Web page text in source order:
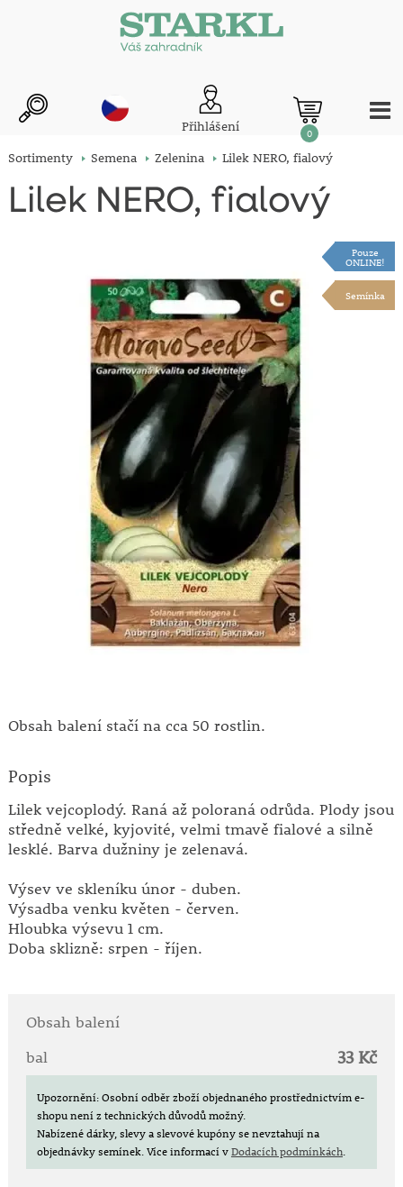
Přihlášení 0
Sortimenty Semena Zelenina Lilek NERO, fialový
Lilek NERO, fialový
Pouze
ONLINE!
Semínka
Obsah balení stačí na cca 50 rostlin.
Popis
Lilek vejcoplodý. Raná až poloraná odrůda. Plody jsou
středně velké, kyjovité, velmi tmavě fialové a silně
lesklé. Barva dužniny je zelenavá.
Výsev ve skleníku únor - duben.
Výsadba venku květen - červen.
Hloubka výsevu 1 cm.
Doba sklizně: srpen - říjen.
Obsah balení
bal
33 Kč
Upozornění: Osobní odběr zboží objednaného prostřednictvím e-
shopu není z technických důvodů možný.
Nabízené dárky, slevy a slevové kupóny se nevztahují na
objednávky semínek.Více informací vDodacích podmínkách.